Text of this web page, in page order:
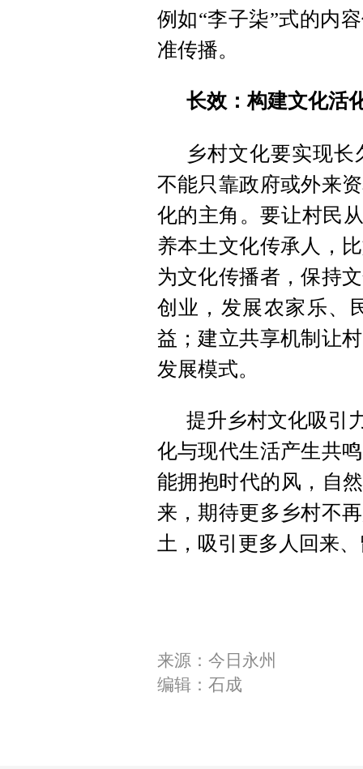
例如“李子柒”式的内
准传播。
长效：构建文化活
乡村文化要实现
不能只靠政府或外来
化的主角。要让村民
养本土文化传承人，
为文化传播者，保持
创业，发展农家乐、
益；建立共享机制让
发展模式。
提升乡村文化吸引
化与现代生活产生共
能拥抱时代的风，自
来，期待更多乡村不
土，吸引更多人回来
来源：今日永州
编辑：石成